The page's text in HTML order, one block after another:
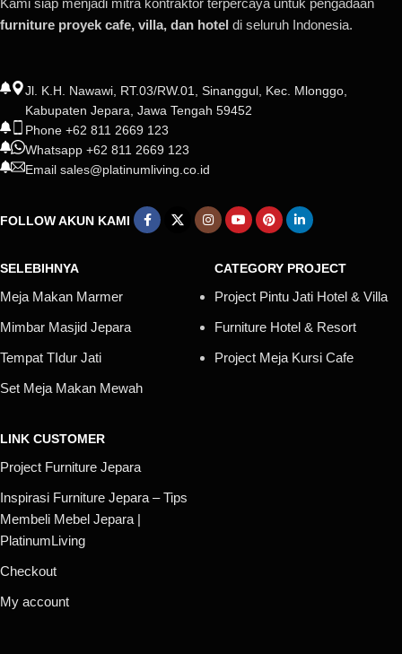
Kami siap menjadi mitra kontraktor terpercaya untuk pengadaan
furniture proyek cafe, villa, dan hotel di seluruh Indonesia.
Jl. K.H. Nawawi, RT.03/RW.01, Sinanggul, Kec. Mlonggo,
Kabupaten Jepara, Jawa Tengah 59452
Phone +62 811 2669 123
Whatsapp +62 811 2669 123
Email sales@platinumliving.co.id
FOLLOW AKUN KAMI
SELEBIHNYA
Meja Makan Marmer
Mimbar Masjid Jepara
Tempat TIdur Jati
Set Meja Makan Mewah
CATEGORY PROJECT
Project Pintu Jati Hotel & Villa
Furniture Hotel & Resort
Project Meja Kursi Cafe
LINK CUSTOMER
Project Furniture Jepara
Inspirasi Furniture Jepara – Tips
Membeli Mebel Jepara |
PlatinumLiving
Checkout
My account